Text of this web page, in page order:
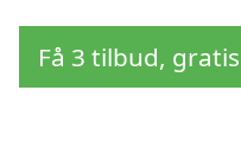
Få 3 tilbud,